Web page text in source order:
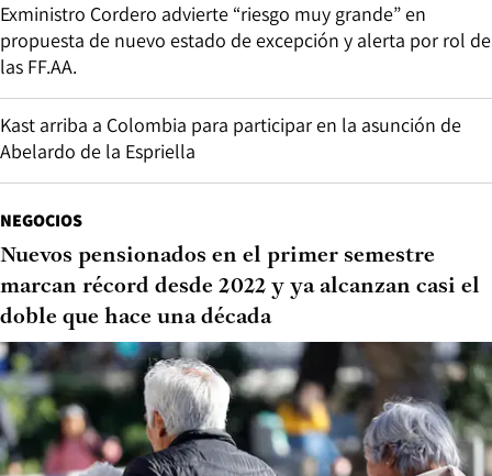
Exministro Cordero advierte “riesgo muy grande” en
propuesta de nuevo estado de excepción y alerta por rol de
las FF.AA.
Kast arriba a Colombia para participar en la asunción de
Abelardo de la Espriella
NEGOCIOS
Nuevos pensionados en el primer semestre
marcan récord desde 2022 y ya alcanzan casi el
doble que hace una década